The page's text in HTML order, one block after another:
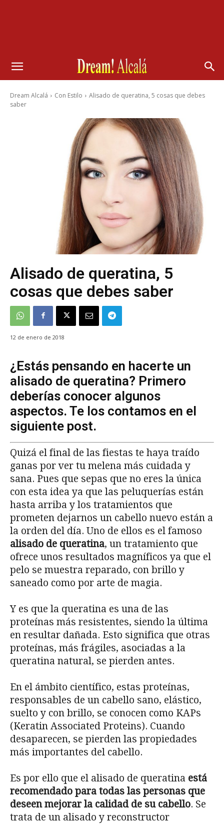
Dream Alcalá Con Estilo
Alisado de queratina, 5 cosas que debes
saber
Alisado de queratina, 5
cosas que debes saber
12 de enero de 2018
¿Estás pensando en hacerte un
alisado de queratina? Primero
deberías conocer algunos
aspectos. Te los contamos en el
siguiente post.
Quizá el final de las fiestas te haya traído
ganas por ver tu melena más cuidada y
sana. Pues que sepas que no eres la única
con esta idea ya que las peluquerías están
hasta arriba y los tratamientos que
prometen dejarnos un cabello nuevo están a
la orden del día. Uno de ellos es el famoso
alisado de queratina, un tratamiento que
ofrece unos resultados magníficos ya que el
pelo se muestra reparado, con brillo y
saneado como por arte de magia.
Y es que la queratina es una de las
proteínas más resistentes, siendo la última
en resultar dañada. Esto significa que otras
proteínas, más frágiles, asociadas a la
queratina natural, se pierden antes.
En el ámbito científico, estas proteínas,
responsables de un cabello sano, elástico,
suelto y con brillo, se conocen como KAPs
(Keratin Associated Proteins). Cuando
desaparecen, se pierden las propiedades
más importantes del cabello.
Es por ello que el alisado de queratina está
recomendado para todas las personas que
deseen mejorar la calidad de su cabello. Se
trata de un alisado y reconstructor